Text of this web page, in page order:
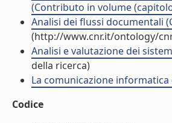
(Contributo in volume
Analisi dei flussi documentali
(http://www.cnr.it/ontology/
Analisi e valutazione dei
della ricerca)
La comunicazione
Codice